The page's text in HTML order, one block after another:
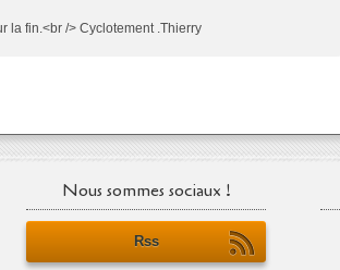
la fin.<br /> Cyclotement .Thierry
Nous sommes sociaux !
Rss